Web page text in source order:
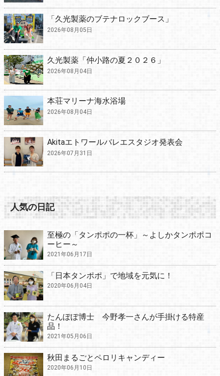
「久光製薬のブテナロックブース」
2026年08月05日
久光製薬「仲小路の夏２０２６」
2026年08月04日
本荘マリーナ海水浴場
2026年08月04日
Akitaエトワールバレエスタジオ発表会
2026年07月31日
人気の日記
至極の「タンポポの一杯」～よしかタンポポコ
ーヒー～
2021年06月17日
「日本タンポポ」で地域を元気に！
2020年06月04日
たんぽぽ博士 今野孝一さんが手掛ける特産
品！
2021年05月06日
秋田まるごとペロリキャンディー
2020年06月10日